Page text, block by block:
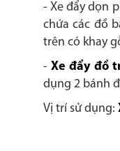
- Xe đẩy dọn
chứa các đồ
trên có khay
-Xe đẩy đồ
dụng 2 bánh
Vị trí sử dụng: